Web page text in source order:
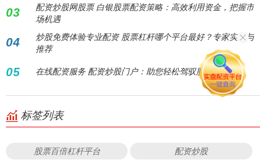
03
配资炒股网股票 白银股票配资策略：高效利用资金，把握市
场机遇
04
炒股免费体验专业配资 股票杠杆哪个平台最好？专家实测与
推荐
05 在线配资服务 配资炒股门户：助您轻松驾驭股市风云
标签列表
股票百倍杠杆平台 配资炒股